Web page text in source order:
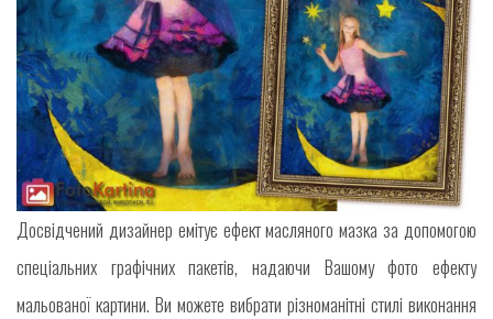
Досвідчений дизайнер емітує ефект масляного мазка за допомогою
спеціальних графічних пакетів, надаючи Вашому фото ефекту
мальованої картини. Ви можете вибрати різноманітні стилі виконання